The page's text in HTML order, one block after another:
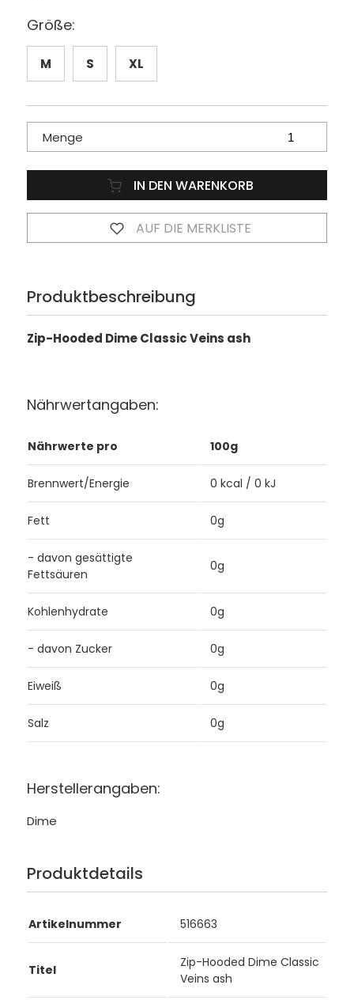
Größe:
M S XL
Menge
IN DEN WARENKORB
AUF DIE MERKLISTE
Produktbeschreibung
Zip-Hooded Dime Classic Veins ash
Nährwertangaben:
Nährwerte pro 100g
Brennwert/Energie 0 kcal / 0 kJ
Fett 0g
- davon gesättigte
Fettsäuren
0g
Kohlenhydrate 0g
- davon Zucker 0g
Eiweiß 0g
Salz 0g
Herstellerangaben:
Dime
Produktdetails
Artikelnummer 516663
Titel
Zip-Hooded Dime Classic
Veins ash